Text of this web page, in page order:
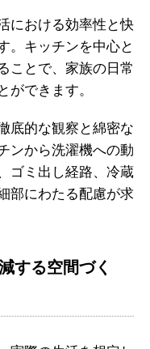
における効率性と快
。キッチンを中心と
ことで、家族の日常
ができます。
底的な観察と綿密な
ンから洗濯機への動
ゴミ出し経路、冷蔵
部にわたる配慮が求
する空間づく